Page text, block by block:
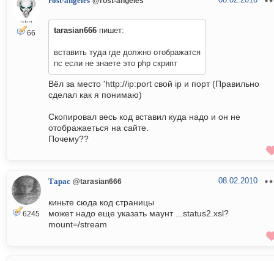
66 tarasian666 пишет:
вставить туда где должно отображатся
пс если не знаете это php скрипт
Вёл за место 'http://ip:port свой ip и порт (Правильно
сделал как я понимаю)
Скопировал весь код вставил куда надо и он не
отображаеться на сайте.
Почему??
6245
Тарас @tarasian666 08.02.2010
киньте сюда код страницы
может надо еще указать маунт ...status2.xsl?
mount=/stream